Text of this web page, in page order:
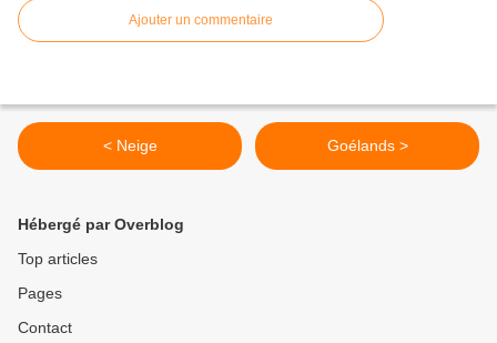
Ajouter un commentaire
< Neige Goélands >
Hébergé par Overblog
Top articles
Pages
Contact